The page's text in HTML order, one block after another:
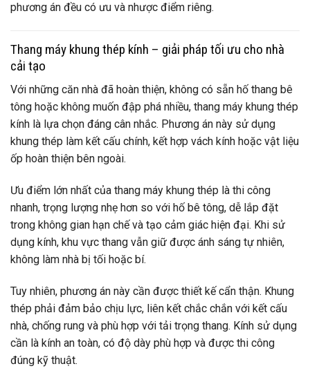
phương án đều có ưu và nhược điểm riêng.
Thang máy khung thép kính – giải pháp tối ưu cho nhà
cải tạo
Với những căn nhà đã hoàn thiện, không có sẵn hố thang bê
tông hoặc không muốn đập phá nhiều, thang máy khung thép
kính là lựa chọn đáng cân nhắc. Phương án này sử dụng
khung thép làm kết cấu chính, kết hợp vách kính hoặc vật liệu
ốp hoàn thiện bên ngoài.
Ưu điểm lớn nhất của thang máy khung thép là thi công
nhanh, trọng lượng nhẹ hơn so với hố bê tông, dễ lắp đặt
trong không gian hạn chế và tạo cảm giác hiện đại. Khi sử
dụng kính, khu vực thang vẫn giữ được ánh sáng tự nhiên,
không làm nhà bị tối hoặc bí.
Tuy nhiên, phương án này cần được thiết kế cẩn thận. Khung
thép phải đảm bảo chịu lực, liên kết chắc chắn với kết cấu
nhà, chống rung và phù hợp với tải trọng thang. Kính sử dụng
cần là kính an toàn, có độ dày phù hợp và được thi công
đúng kỹ thuật.